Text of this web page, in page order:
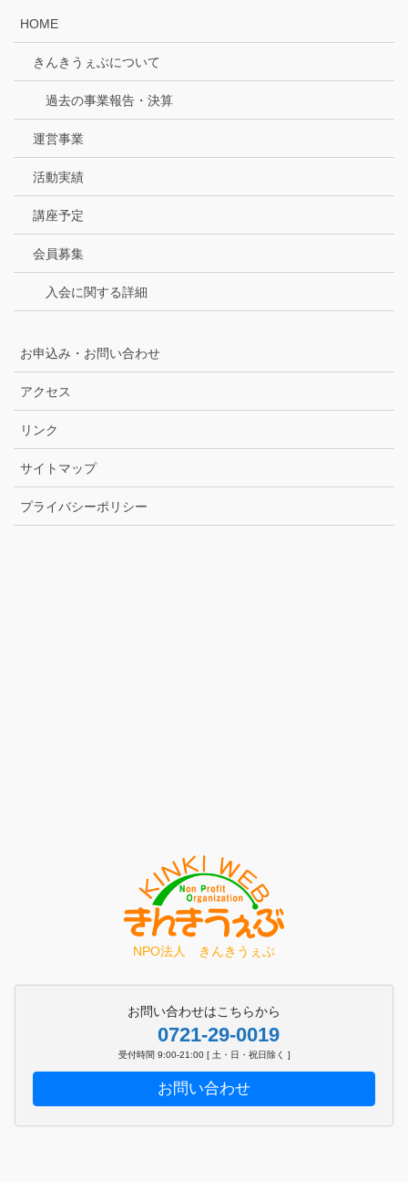
HOME
きんきうぇぶについて
過去の事業報告・決算
運営事業
活動実績
講座予定
会員募集
入会に関する詳細
お申込み・お問い合わせ
アクセス
リンク
サイトマップ
プライバシーポリシー
NPO法人 きんきうぇぶ
お問い合わせはこちらから
0721-29-0019
受付時間 9:00-21:00 [ 土・日・祝日除く ]
お問い合わせ